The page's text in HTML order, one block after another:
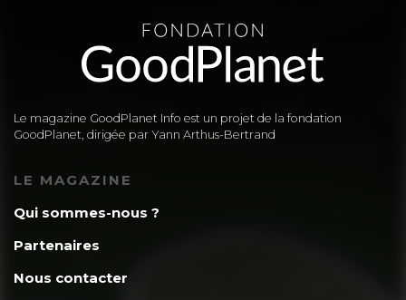
Le magazine GoodPlanet Info est un projet de la fondation
GoodPlanet, dirigée par Yann Arthus-Bertrand
LE MAGAZINE
Qui sommes-nous ?
Partenaires
Nous contacter